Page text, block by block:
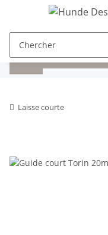
Laisse courte